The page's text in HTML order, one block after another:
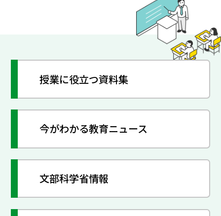
授業に役立つ資料集
今がわかる教育ニュース
文部科学省情報